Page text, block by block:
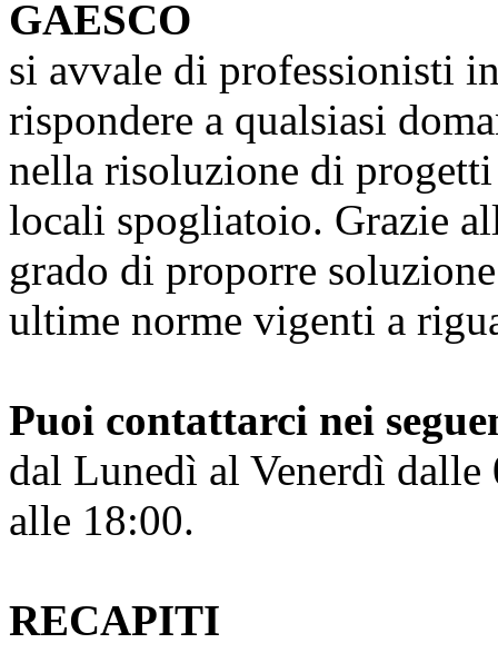
GAESCO
si avvale di professionisti
rispondere a qualsiasi
nella risoluzione di
locali spogliatoio. Grazie
grado di proporre
ultime norme vigenti a
Puoi contattarci nei
dal Lunedì al Venerdì
alle 18:00.
RECAPITI